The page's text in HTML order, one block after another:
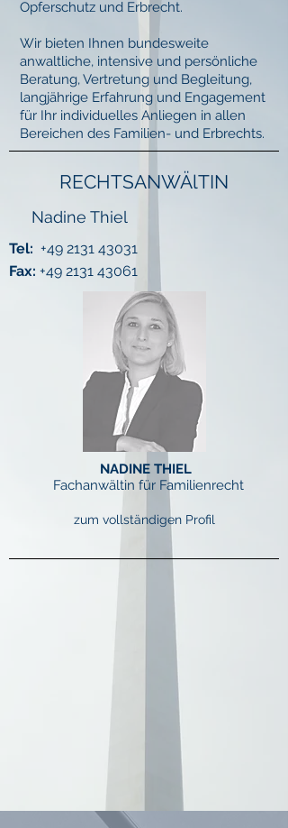
Opferschutz und Erbrecht.
Wir bieten Ihnen bundesweite
anwaltliche, intensive und persönliche
Beratung, Vertretung und Begleitung,
langjährige Erfahrung und Engagement
für Ihr individuelles Anliegen in allen
Bereichen des Familien- und Erbrechts.
RECHTSANWÄlTIN
Nadine Thiel
Tel: +49 2131 43031
Fax: +49 2131 43061
NADINE THIEL
Fachanwältin für Familienrecht
zum vollständigen Profil